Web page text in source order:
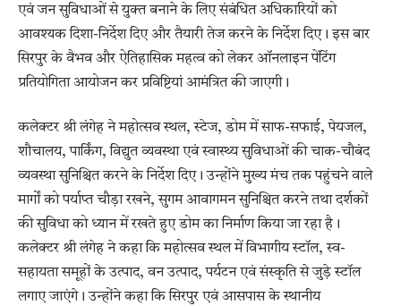
एवं जन सुविधाओं से युक्त बनाने के लिए संबंधित अधिकारियों को
आवश्यक दिशा-निर्देश दिए और तैयारी तेज करने के निर्देश दिए। इस बार
सिरपुर के वैभव और ऐतिहासिक महत्व को लेकर ऑनलाइन पेंटिंग
प्रतियोगिता आयोजन कर प्रविष्टियां आमंत्रित की जाएगी।
कलेक्टर श्री लंगेह ने महोत्सव स्थल, स्टेज, डोम में साफ-सफाई, पेयजल,
शौचालय, पार्किंग, विद्युत व्यवस्था एवं स्वास्थ्य सुविधाओं की चाक-चौबंद
व्यवस्था सुनिश्चित करने के निर्देश दिए। उन्होंने मुख्य मंच तक पहुंचने वाले
मार्गों को पर्याप्त चौड़ा रखने, सुगम आवागमन सुनिश्चित करने तथा दर्शकों
की सुविधा को ध्यान में रखते हुए डोम का निर्माण किया जा रहा है।
कलेक्टर श्री लंगेह ने कहा कि महोत्सव स्थल में विभागीय स्टॉल, स्व-
सहायता समूहों के उत्पाद, वन उत्पाद, पर्यटन एवं संस्कृति से जुड़े स्टॉल
लगाए जाएंगे। उन्होंने कहा कि सिरपुर एवं आसपास के स्थानीय